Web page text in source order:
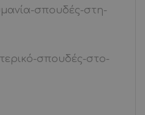
σπουδές-στη-
σπουδές-στο-